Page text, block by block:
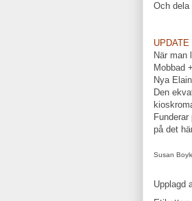
Och dela
UPDATE
När man
Mobbad
Nya
Den
på det
Susan
Upplagd